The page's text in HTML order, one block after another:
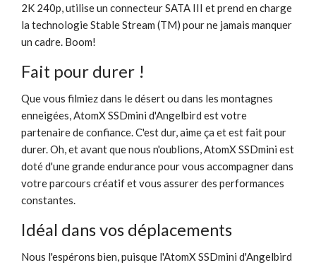
2K 240p, utilise un connecteur SATA III et prend en charge
la technologie Stable Stream (TM) pour ne jamais manquer
un cadre. Boom!
Fait pour durer !
Que vous filmiez dans le désert ou dans les montagnes
enneigées, AtomX SSDmini d'Angelbird est votre
partenaire de confiance. C'est dur, aime ça et est fait pour
durer. Oh, et avant que nous n'oublions, AtomX SSDmini est
doté d'une grande endurance pour vous accompagner dans
votre parcours créatif et vous assurer des performances
constantes.
Idéal dans vos déplacements
Nous l'espérons bien, puisque l'AtomX SSDmini d'Angelbird